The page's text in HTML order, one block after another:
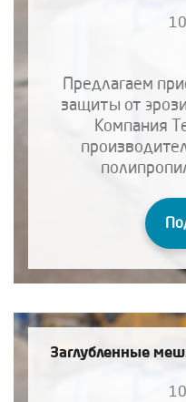
Предлагаем
защиты от
Компания
Заглубленные